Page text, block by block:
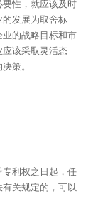
性，就应该及时
发展为取舍标
的战略目标和市
该采取灵活态
策。
专利权之日起，任
关规定的，可以